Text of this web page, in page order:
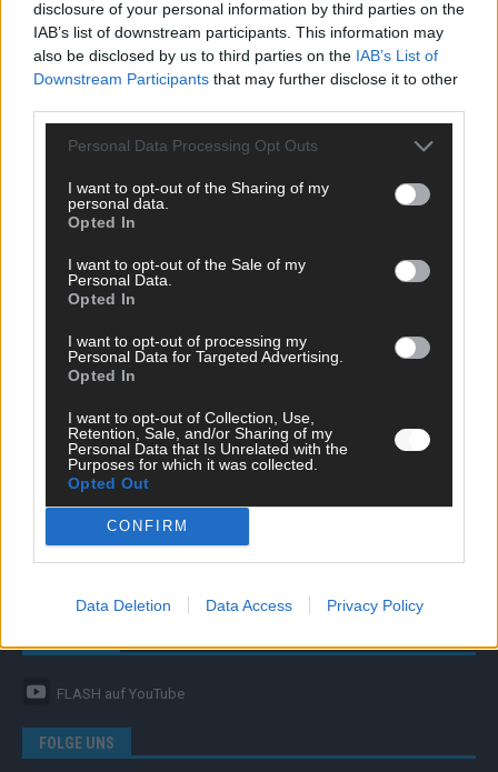
disclosure of your personal information by third parties on the
IAB’s list of downstream participants. This information may
also be disclosed by us to third parties on the IAB’s List of
Downstream Participants that may further disclose it to other
Personal Data Processing Opt Outs
I want to opt-out of the Sharing of my
personal data.
Opted In
I want to opt-out of the Sale of my
Personal Data.
Opted In
I want to opt-out of processing my
Personal Data for Targeted Advertising.
Opted In
I want to opt-out of Collection, Use,
Retention, Sale, and/or Sharing of my
Personal Data that Is Unrelated with the
Purposes for which it was collected.
Opted Out
CONFIRM
Data Deletion Data Access Privacy Policy
SCHNELL ZUM RESSORT
Nachrichten
Wirtschaft
Ratgeber
Kommentar
Eurovision
FLASH – DAS VIDEOPORTAL
ÜBER UNS
Unternehmensporträt
Ehtikrichtlinie & Faktencheck
FLASH auf YouTube
FOLGE UNS